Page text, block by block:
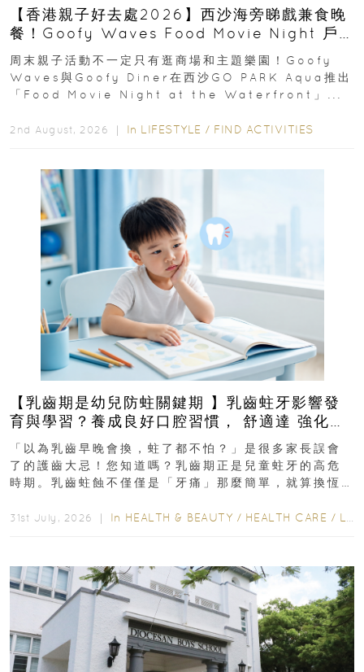
【香港親子好去處2026】西沙海旁睇戲兼食晚
餐！Goofy Waves Food Movie Night 戶
外影院逢週末登場
周末親子活動不一定只有逛商場和主題樂園！Goofy
Waves與Goofy Diner在西沙GO PARK Aqua推出
「Food Movie Night at the Waterfront」...
2nd August, 2026 ｜ In LIFESTYLE / FIND ACTIVITIES
【乳齒期是幼兒防蛀關鍵期 】乳齒蛀牙影響發
育與學習？養成良好口腔習慣， 舒適達 強化琺
瑯質 兒童牙膏防護指南
「以為乳齒早晚會換，蛀了都不怕？」是很多家長誤會
了的護齒大忌！您知道嗎？乳齒期正是兒童蛀牙的高危
時期。乳齒蛀蝕不僅僅是「牙痛」那麼簡單，就算換恆
31st July, 2026 ｜ In HEALTH & BEAUTY / HEALTH CARE / LIFESTYLE